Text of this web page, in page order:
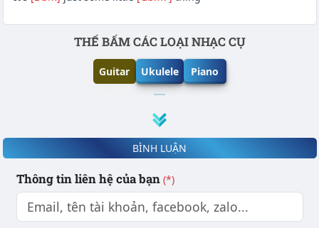
Phần nội dungTHẾ BẤM CÁC LOẠI NHẠC CỤ
Guitar Ukulele Piano
BÌNH LUẬN
Thông tin liên hệ của bạn (*)